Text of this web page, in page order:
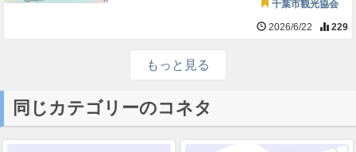
千葉市観光協会
2026/6/22 229
もっと見る
同じカテゴリーのコネタ